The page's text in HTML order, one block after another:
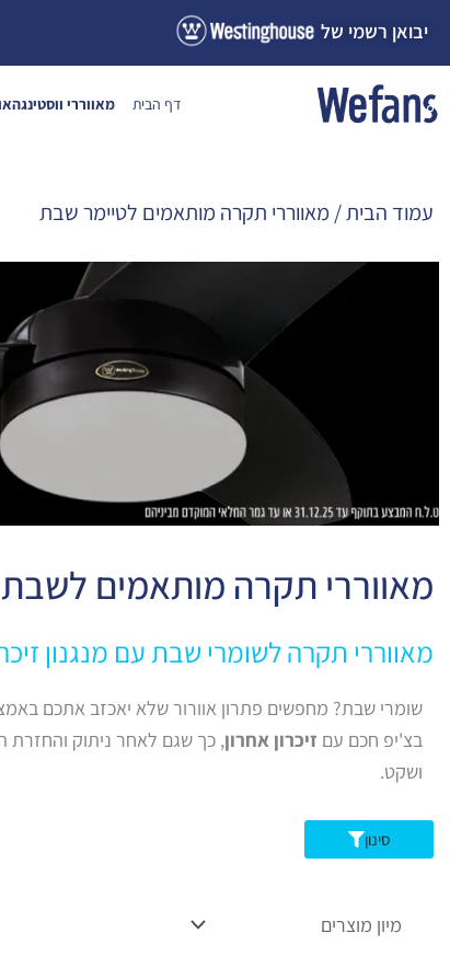
לתוכן
יבואן רשמי של
דף הבית מאווררי
עמוד הבית/ מאווררי תקרה מותאמים לטיימר שבת
מאווררי תקרה מותאמים לשבת
מאווררי תקרה לשומרי שבת עם מנגנון
בצ'יפ חכם עם זיכרון אחרון, כך שגם לאחר ניתוק והחזרת
ושקט.
סינון